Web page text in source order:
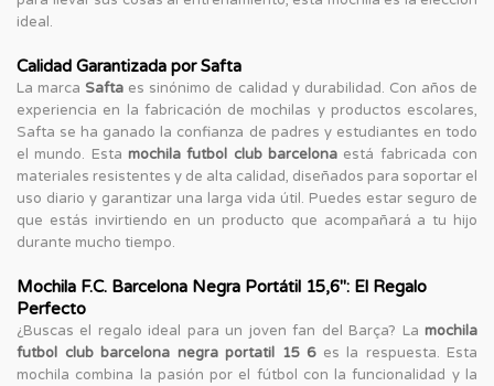
ideal.
Calidad Garantizada por Safta
La marca Safta es sinónimo de calidad y durabilidad. Con años de
experiencia en la fabricación de mochilas y productos escolares,
Safta se ha ganado la confianza de padres y estudiantes en todo
el mundo. Esta mochila futbol club barcelona está fabricada con
materiales resistentes y de alta calidad, diseñados para soportar el
uso diario y garantizar una larga vida útil. Puedes estar seguro de
que estás invirtiendo en un producto que acompañará a tu hijo
durante mucho tiempo.
Mochila F.C. Barcelona Negra Portátil 15,6'': El Regalo
Perfecto
¿Buscas el regalo ideal para un joven fan del Barça? La mochila
futbol club barcelona negra portatil 15 6es la respuesta. Esta
mochila combina la pasión por el fútbol con la funcionalidad y la